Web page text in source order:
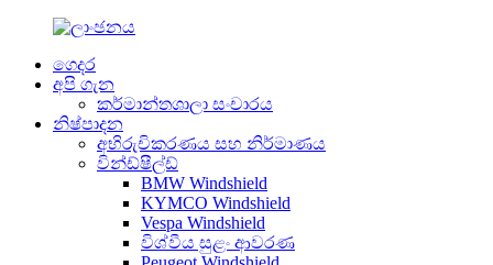
ගෙදර
අපි ගැන
කර්මාන්තශාලා සංචාරය
නිෂ්පාදන
අභිරුචිකරණය සහ නිර්මාණය
වින්ඩ්ෂීල්ඩ්
BMW Windshield
KYMCO Windshield
Vespa Windshield
විශ්වීය සුළං ආවරණ